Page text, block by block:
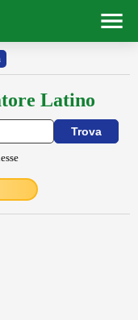
Latino